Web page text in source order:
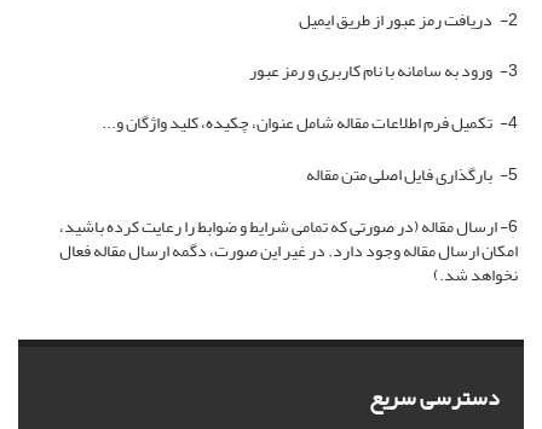
2- دریافت رمز عبور از طریق ایمیل
3- ورود به سامانه با نام کاربری و رمز عبور
4- تکمیل فرم اطلاعات مقاله شامل عنوان، چکیده، کلید واژگان و...
5- بارگذاری فایل اصلی متن مقاله
6- ارسال مقاله (در صورتی که تمامی شرایط و ضوابط را رعایت کرده باشید،
امکان ارسال مقاله وجود دارد. در غیر این صورت، دگمه ارسال مقاله فعال
نخواهد شد.)
دسترسی سریع